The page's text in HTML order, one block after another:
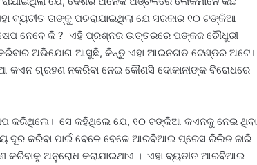
ତାଙ୍କୁ ପଚରାଯାଇଥିଲା ଯେ ସରକାର ୧୦ ଟଙ୍କିଆ
ନେବେ କି ? ଏହି ପ୍ରଶ୍ନର ଉତ୍ତରରେ ପଙ୍କଜ ଚୌଧୁରୀ
ଅଭିଯୋଗ ଆସୁଛି, କିନ୍ତୁ ଏହା ଆଇନଗତ ଟେଣ୍ଡର ଅଟେ।
କଏନ ଗ୍ରହଣ ନକରିବା ନେଇ କୌଣସି ଦୋକାନୀଙ୍କ ବିରୋଧରେ
କରିଥିଲେ। ସେ କହିଥିଲେ ଯେ, ୧୦ ଟଙ୍କିଆ କଏନକୁ ନେଇ ଥିବା
ଦୂର କରିବା ପାଇଁ ବେଳେ ବେଳେ ଆରବିଆଇ ପ୍ରେସ ରିଲିଜ ଜାରି
ଅନୁରୋଧ କରାଯାଇଥାଏ । ଏହା ବ୍ୟତୀତ ଆରବିଆଇ